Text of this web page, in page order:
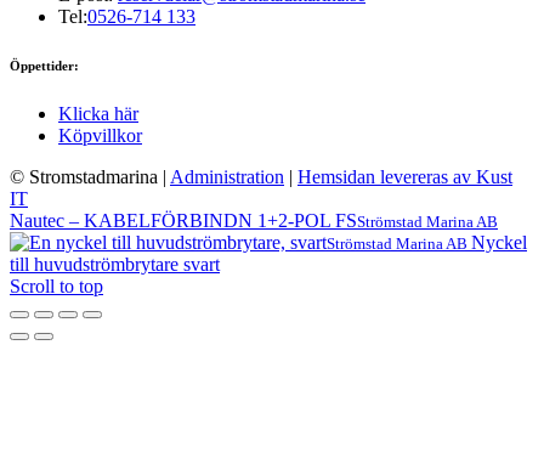
Tel:0526-714 133
Öppettider:
Klicka här
Köpvillkor
© Stromstadmarina | Administration | Hemsidan levereras av Kust
IT
Nautec – KABELFÖRBINDN 1+2-POL FSStrömstad Marina AB
Strömstad Marina AB Nyckel
till huvudströmbrytare svart
Scroll to top